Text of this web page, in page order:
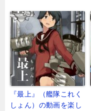
『最上』（艦隊これく
しょん）の動画を楽し